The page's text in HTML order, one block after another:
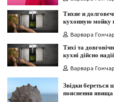
Тихие и
кухонную мойку
Варвара
Тихі та
кухні дійсно
Варвара
Звідки береться
пояснення явища